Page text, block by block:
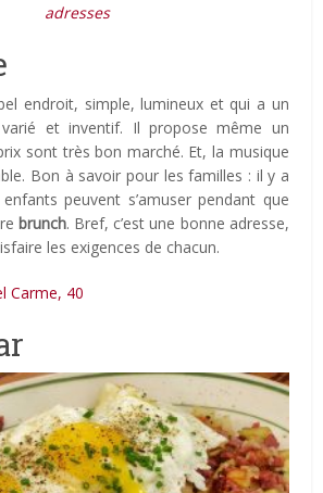
adresses
endroit, simple, lumineux et qui a un
varié et inventif. Il propose même un
sont très bon marché. Et, la musique
Bon à savoir pour les familles : il y a
peuvent s’amuser pendant que
brunch. Bref, c’est une bonne adresse,
les exigences de chacun.
Carme, 40